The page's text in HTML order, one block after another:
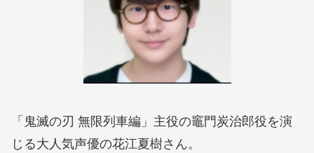
「鬼滅の刃 無限列車編」主役の竈門炭治郎役を演
じる大人気声優の花江夏樹さん。